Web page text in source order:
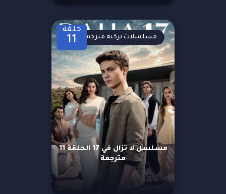
حلقة
11
مسلسل لا تزال في 17 الحلقة 11
مترجمة
مسلسلات تركية مترجمة